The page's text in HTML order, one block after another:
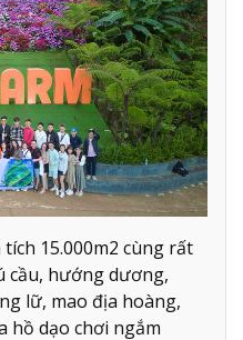
15.000m2 cùng rất
cầu, hướng dương,
lữ, mao địa hoàng,
hồ dạo chơi ngắm